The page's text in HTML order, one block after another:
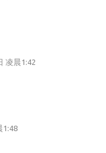
凌晨1:42
1:48